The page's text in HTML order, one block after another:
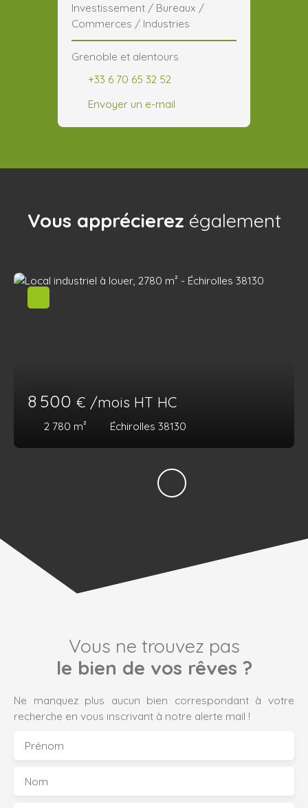
Investissement / Bureaux /
Commerces / Industries
Grenoble et alentours
+33 6 70 65 32 52
Envoyer un e-mail
Vous apprécierez également
8 500 € /mois HT HC
2 780 m² Échirolles 38130
Vous ne trouvez pas
le bien de vos rêves ?
Ne manquez plus aucun bien correspondant à votre
recherche en vous inscrivant à notre alerte mail !
Prénom
Nom